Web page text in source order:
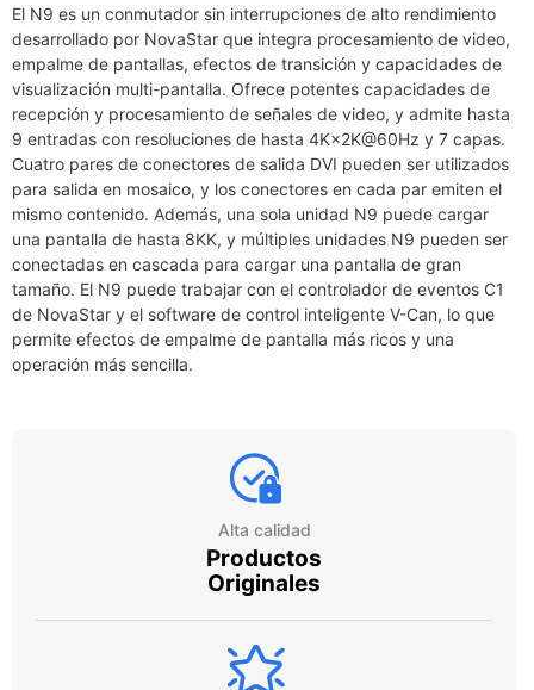
El N9 es un conmutador sin interrupciones de alto rendimiento
desarrollado por NovaStar que integra procesamiento de video,
empalme de pantallas, efectos de transición y capacidades de
visualización multi-pantalla. Ofrece potentes capacidades de
recepción y procesamiento de señales de video, y admite hasta
9 entradas con resoluciones de hasta 4K×2K@60Hz y 7 capas.
Cuatro pares de conectores de salida DVI pueden ser utilizados
para salida en mosaico, y los conectores en cada par emiten el
mismo contenido. Además, una sola unidad N9 puede cargar
una pantalla de hasta 8KK, y múltiples unidades N9 pueden ser
conectadas en cascada para cargar una pantalla de gran
tamaño. El N9 puede trabajar con el controlador de eventos C1
de NovaStar y el software de control inteligente V-Can, lo que
permite efectos de empalme de pantalla más ricos y una
operación más sencilla.
Alta calidad
Productos
Originales